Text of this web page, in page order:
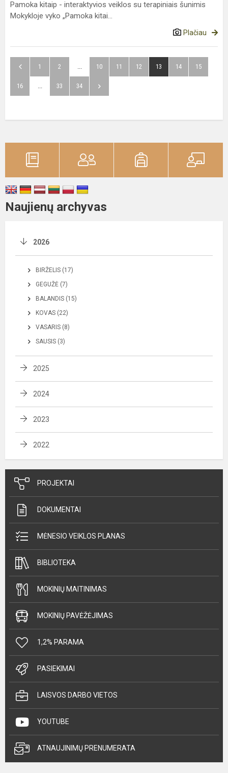
Pamoka kitaip - interaktyvios veiklos su terapiniais šunimis
Mokykloje vyko „Pamoka kitai...
Plačiau
1 2 ... 10 11 12 13 14 15
16 ... 33 34
Naujienų archyvas
2026
BIRŽELIS (17)
GEGUŽĖ (7)
BALANDIS (15)
KOVAS (22)
VASARIS (8)
SAUSIS (3)
2025
2024
2023
2022
PROJEKTAI
DOKUMENTAI
MĖNESIO VEIKLOS PLANAS
BIBLIOTEKA
MOKINIŲ MAITINIMAS
MOKINIŲ PAVĖŽĖJIMAS
1,2% PARAMA
PASIEKIMAI
LAISVOS DARBO VIETOS
YOUTUBE
ATNAUJINIMŲ PRENUMERATA